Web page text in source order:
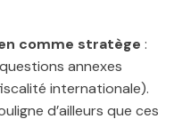
comme stratège :
annexes
internationale).
d’ailleurs que ces